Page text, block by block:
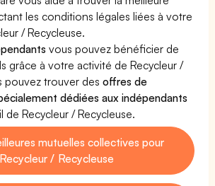
les conditions légales liées à votre
/ Recycleuse.
vous pouvez bénéficier de
grâce à votre activité de Recycleur /
pouvez trouver desoffres de
dédiées aux indépendants
de Recycleur / Recycleuse.
mutuelles collectives pour
Recycleur / Recycleuse